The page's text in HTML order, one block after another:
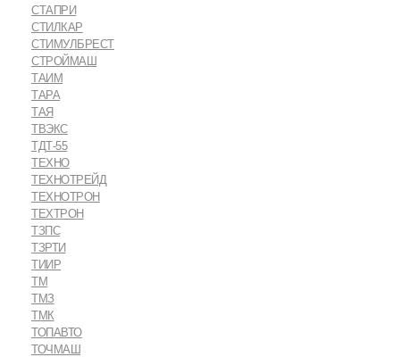
СТАПРИ
СТИЛКАР
СТИМУЛБРЕСТ
СТРОЙМАШ
ТАИМ
ТАРА
ТАЯ
ТВЭКС
ТДТ-55
ТЕХНО
ТЕХНОТРЕЙД
ТЕХНОТРОН
ТЕХТРОН
ТЗПС
ТЗРТИ
ТИИР
ТМ
ТМЗ
ТМК
ТОПАВТО
ТОЧМАШ